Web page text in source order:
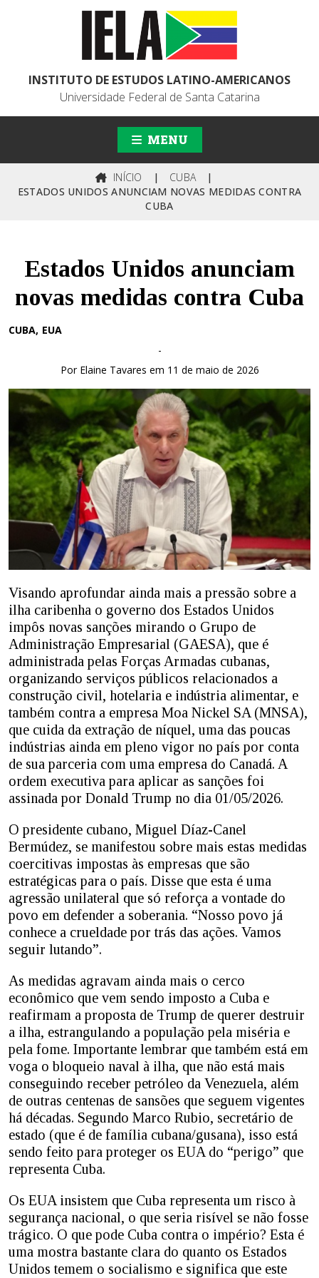
INSTITUTO DE ESTUDOS LATINO-AMERICANOS
Universidade Federal de Santa Catarina
MENU
INÍCIO | CUBA
|
ESTADOS UNIDOS ANUNCIAM NOVAS MEDIDAS CONTRA
CUBA
Estados Unidos anunciam
novas medidas contra Cuba
CUBA EUA
-
Por Elaine Tavares em 11 de maio de 2026
Visando aprofundar ainda mais a pressão sobre a
ilha caribenha o governo dos Estados Unidos
impôs novas sanções mirando o Grupo de
Administração Empresarial (GAESA), que é
administrada pelas Forças Armadas cubanas,
organizando serviços públicos relacionados a
construção civil, hotelaria e indústria alimentar, e
também contra a empresa Moa Nickel SA (MNSA),
que cuida da extração de níquel, uma das poucas
indústrias ainda em pleno vigor no país por conta
de sua parceria com uma empresa do Canadá. A
ordem executiva para aplicar as sanções foi
assinada por Donald Trump no dia 01/05/2026.
O presidente cubano, Miguel Díaz-Canel
Bermúdez, se manifestou sobre mais estas medidas
coercitivas impostas às empresas que são
estratégicas para o país. Disse que esta é uma
agressão unilateral que só reforça a vontade do
povo em defender a soberania. “Nosso povo já
conhece a crueldade por trás das ações. Vamos
seguir lutando”.
As medidas agravam ainda mais o cerco
econômico que vem sendo imposto a Cuba e
reafirmam a proposta de Trump de querer destruir
a ilha, estrangulando a população pela miséria e
pela fome. Importante lembrar que também está em
voga o bloqueio naval à ilha, que não está mais
conseguindo receber petróleo da Venezuela, além
de outras centenas de sansões que seguem vigentes
há décadas. Segundo Marco Rubio, secretário de
estado (que é de família cubana/gusana), isso está
sendo feito para proteger os EUA do “perigo” que
representa Cuba.
Os EUA insistem que Cuba representa um risco à
segurança nacional, o que seria risível se não fosse
trágico. O que pode Cuba contra o império? Esta é
uma mostra bastante clara do quanto os Estados
Unidos temem o socialismo e significa que este